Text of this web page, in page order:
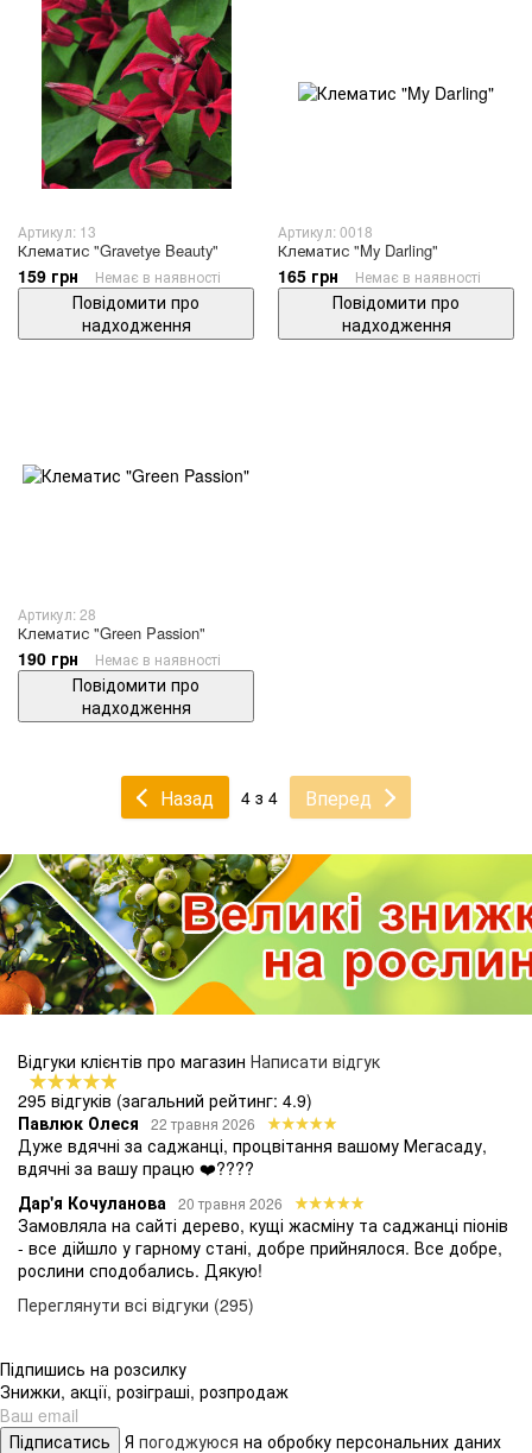
Артикул: 13
Клематис "Gravetye Beauty"
159 грн Немає в наявності
Повідомити про
надходження
Артикул: 0018
Клематис "My Darling"
165 грн Немає в наявності
Повідомити про
надходження
Артикул: 28
Клематис "Green Passion"
190 грн Немає в наявності
Повідомити про
надходження
Назад 4 з 4 Вперед
Відгуки клієнтів про магазин Написати відгук
295 відгуків (загальний рейтинг: 4.9)
Павлюк Олеся
22 травня 2026
Дуже вдячні за саджанці, процвітання вашому Мегасаду,
вдячні за вашу працю ❤️????
Дар'я Кочуланова
20 травня 2026
Замовляла на сайті дерево, кущі жасміну та саджанці піонів
- все дійшло у гарному стані, добре прийнялося. Все добре,
рослини сподобались. Дякую!
Переглянути всі відгуки (295)
Підпишись на розсилку
Знижки, акції, розіграші, розпродаж
Підписатись Я погоджуюся на обробку персональних даних